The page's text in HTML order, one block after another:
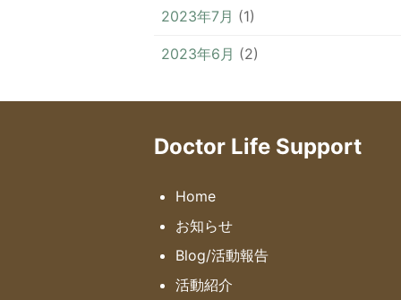
2023年7月 (1)
2023年6月 (2)
Doctor Life Support
Home
お知らせ
Blog/活動報告
活動紹介